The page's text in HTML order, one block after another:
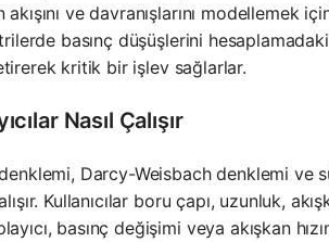
ve davranışlarını modellemek
basınç düşüşlerini
kritik bir işlev sağlarlar.
Nasıl Çalışır
denklemi, Darcy-Weisbach denklemi
Kullanıcılar boru çapı, uzunluk,
basınç değişimi veya akışkan